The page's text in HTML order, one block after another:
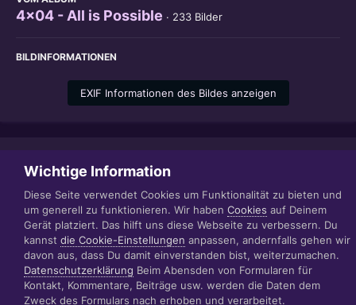
4x04 - All is Possible · 233 Bilder
BILDINFORMATIONEN
EXIF Informationen des Bildes anzeigen
Teilen
Datenschutzerklärung Impressum
© 1999 - 2022 RÄBIGER IT|WEB|VIDEO|CONSULTING
www.raebiger.pro
Powered by Invision Community
Wichtige Information
Diese Seite verwendet Cookies um Funktionalität zu bieten und
um generell zu funktionieren. Wir haben Cookies auf Deinem
Gerät platziert. Das hilft uns diese Webseite zu verbessern. Du
kannst die Cookie-Einstellungen anpassen, andernfalls gehen wir
davon aus, dass Du damit einverstanden bist, weiterzumachen.
Datenschutzerklärung Beim Abensden von Formularen für
Kontakt, Kommentare, Beiträge usw. werden die Daten dem
Zweck des Formulars nach erhoben und verarbeitet.